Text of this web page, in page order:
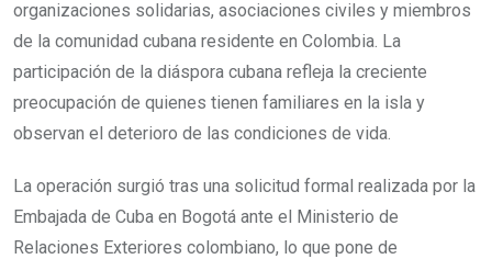
organizaciones solidarias, asociaciones civiles y miembros
de la comunidad cubana residente en Colombia. La
participación de la diáspora cubana refleja la creciente
preocupación de quienes tienen familiares en la isla y
observan el deterioro de las condiciones de vida.
La operación surgió tras una solicitud formal realizada por la
Embajada de Cuba en Bogotá ante el Ministerio de
Relaciones Exteriores colombiano, lo que pone de